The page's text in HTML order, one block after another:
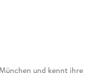
und kennt ihre